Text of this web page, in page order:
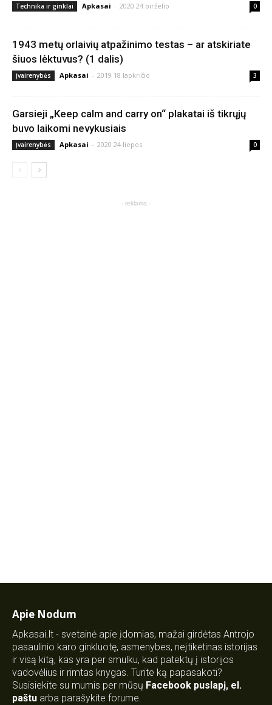
Technika ir ginklai Apkasai - 2020 24 birželio 0
1943 metų orlaivių atpažinimo testas – ar atskiriate
šiuos lėktuvus? (1 dalis)
Įvairenybės Apkasai - 2019 18 lapkričio 3
Garsieji „Keep calm and carry on“ plakatai iš tikrųjų
buvo laikomi nevykusiais
Įvairenybės Apkasai - 2020 24 liepos 0
- reklama -
Apie Nodum
Apkasai.lt - svetainė apie įdomias, mažai girdėtas Antrojo
pasaulinio karo ginkluotę, asmenybes, neįtikėtinas istorijas
ir visą kitą, kas yra per smulku, kad patektų į istorijos
vadovėlius ir rimtas knygas. Turite ką papasakoti?
Susisiekite su mumis per mūsų Facebook puslapį, el.
paštu arba parašykite forume.